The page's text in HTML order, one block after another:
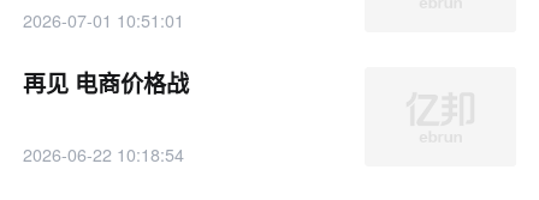
2026-07-01 10:51:01
再见 电商价格战
2026-06-22 10:18:54